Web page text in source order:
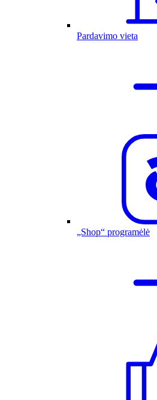
Pardavimo vieta
„Shop“ programėlė